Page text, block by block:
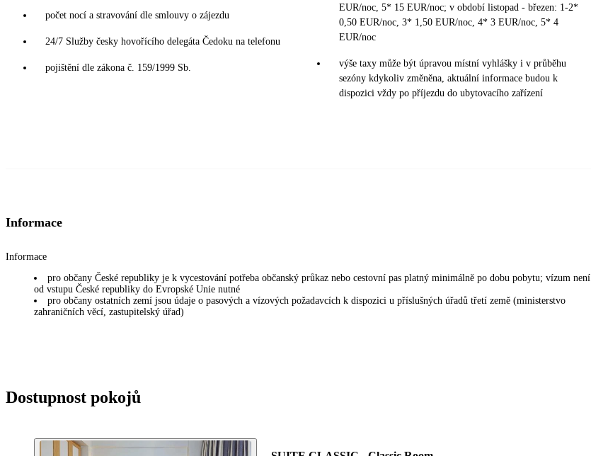
počet nocí a stravování dle smlouvy o zájezdu
24/7 Služby česky hovořícího delegáta Čedoku na telefonu
pojištění dle zákona č. 159/1999 Sb.
EUR/noc, 5* 15 EUR/noc; v období listopad - březen: 1-2*
0,50 EUR/noc, 3* 1,50 EUR/noc, 4* 3 EUR/noc, 5* 4
EUR/noc
výše taxy může být úpravou místní vyhlášky i v průběhu
sezóny kdykoliv změněna, aktuální informace budou k
dispozici vždy po příjezdu do ubytovacího zařízení
Informace
Informace
pro občany České republiky je k vycestování potřeba občanský průkaz nebo cestovní pas platný minimálně po dobu pobytu; vízum není
od vstupu České republiky do Evropské Unie nutné
pro občany ostatních zemí jsou údaje o pasových a vízových požadavcích k dispozici u příslušných úřadů třetí země (ministerstvo
zahraničních věcí, zastupitelský úřad)
Dostupnost pokojů